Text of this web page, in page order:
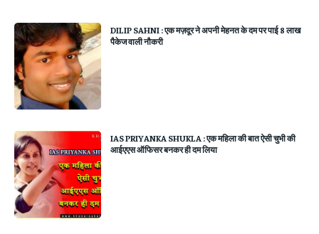
DILIP SAHNI : एक मज़दूर ने अपनी मेहनत के दम पर पाई 8 लाख
पैकेज वाली नौकरी
IAS PRIYANKA SHUKLA : एक महिला की बात ऐसी चुभी की
आईएएस ऑफिसर बनकर ही दम लिया